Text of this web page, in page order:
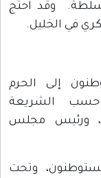
وقد احتج
في الخليل.
المستوطنون إلى الحرم
حسب الشريعة
ورئيس مجلس
أدخل المستوطنون، وتحت